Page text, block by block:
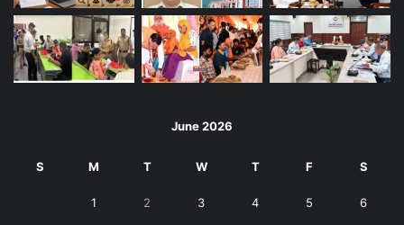
June 2026
S M T W T F S
1 2 3 4 5 6